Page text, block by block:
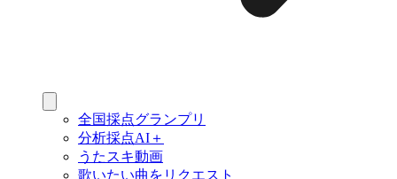
全国採点グランプリ
分析採点AI＋
うたスキ動画
歌いたい曲をリクエスト